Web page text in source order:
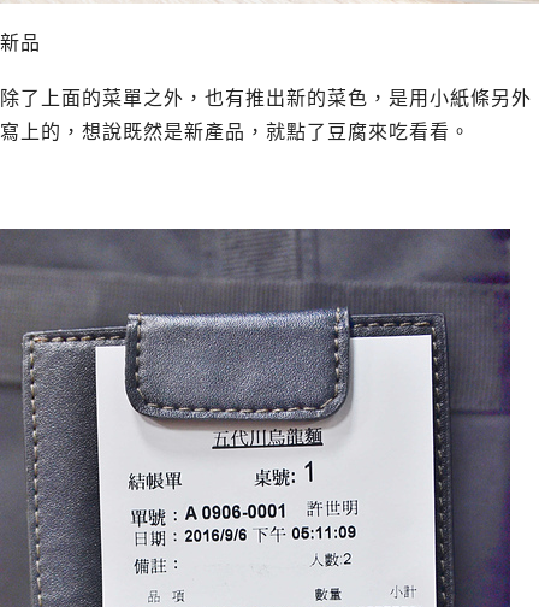
新品
除了上面的菜單之外，也有推出新的菜色，是用小紙條另外
寫上的，想說既然是新產品，就點了豆腐來吃看看。